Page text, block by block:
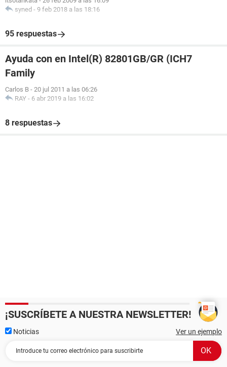
syned - 9 feb 2018 a las 18:16
95 respuestas
Ayuda con en Intel(R) 82801GB/GR (ICH7
Family
Carlos B - 20 jul 2011 a las 06:26
RAY - 6 abr 2019 a las 16:02
8 respuestas
¡SUSCRÍBETE A NUESTRA NEWSLETTER!
Noticias Ver un ejemplo